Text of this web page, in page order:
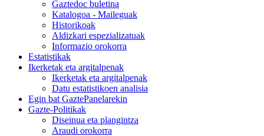
Gaztedoc buletina
Katalogoa - Maileguak
Historikoak
Aldizkari espezializatuak
Informazio orokorra
Estatistikak
Ikerketak eta argitalpenak
Ikerketak eta argitalpenak
Datu estatistikoen analisia
Egin bat GaztePanelarekin
Gazte-Politikak
Diseinua eta plangintza
Araudi orokorra